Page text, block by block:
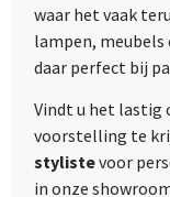
waar het vaak
lampen, meubels
daar perfect bij
Vindt u het lastig
voorstelling te
stylistevoor
in onze